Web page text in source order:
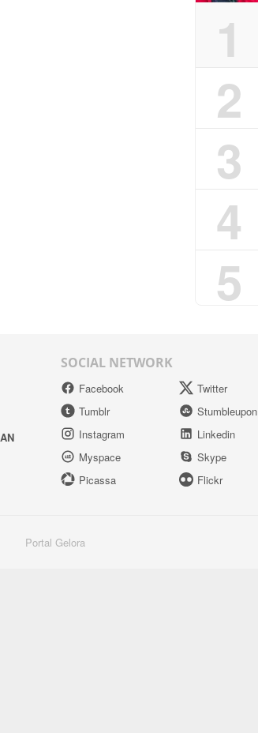
1
2
3
4
5
SOCIAL NETWORK
Facebook Twitter
Tumblr
Stumbleupon
Instagram
Linkedin
Myspace
Skype
Picassa
Flickr
Portal Gelora